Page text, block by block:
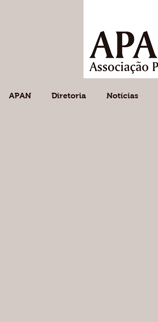
APAN Diretoria Notícias